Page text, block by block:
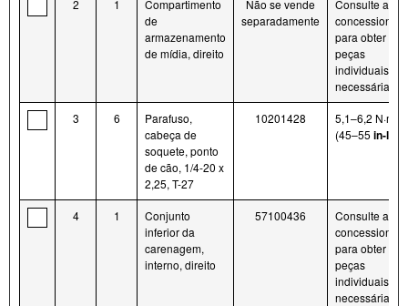
2 1
Compartimento
de
armazenamento
de mídia, direito
Não se vende
separadamente
Consulte a
para obter as
peças
individuais
necessárias
3 6
Parafuso,
cabeça de
soquete, ponto
de cão, 1/4-20 x
2,25, T-27
10201428
5,1–6,2 N·m
(45–55 in-lbs
4 1
Conjunto
inferior da
carenagem,
interno, direito
57100436
Consulte a
para obter as
peças
individuais
necessárias